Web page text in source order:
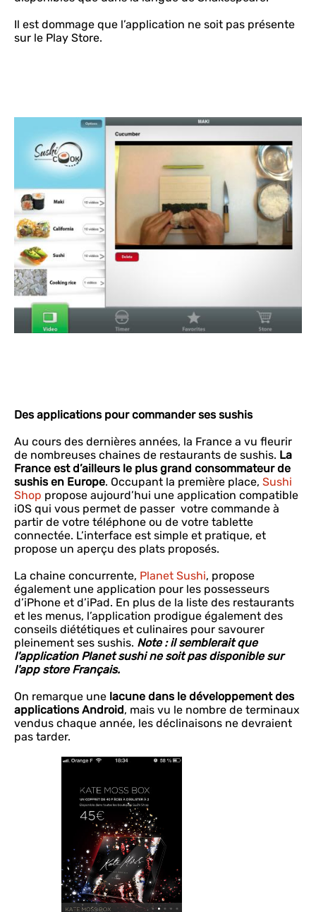
Il est dommage que l’application ne soit pas présente
sur le Play Store.
Des applications pour commander ses sushis
Au cours des dernières années, la France a vu fleurir
de nombreuses chaines de restaurants de sushis. La
France est d’ailleurs le plus grand consommateur de
sushis en Europe. Occupant la première place, Sushi
Shop propose aujourd’hui une application compatible
iOS qui vous permet de passer votre commande à
partir de votre téléphone ou de votre tablette
connectée. L’interface est simple et pratique, et
propose un aperçu des plats proposés.
La chaine concurrente, Planet Sushi, propose
également une application pour les possesseurs
d’iPhone et d’iPad. En plus de la liste des restaurants
et les menus, l’application prodigue également des
conseils diététiques et culinaires pour savourer
pleinement ses sushis. Note : il semblerait que
l'application Planet sushi ne soit pas disponible sur
l'app store Français.
On remarque une lacune dans le développement des
applications Android, mais vu le nombre de terminaux
vendus chaque année, les déclinaisons ne devraient
pas tarder.